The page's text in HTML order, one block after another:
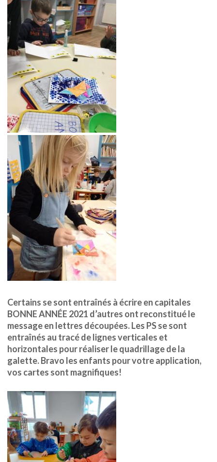
Certains se sont entraînés à écrire en capitales
BONNE ANNÉE 2021 d’autres ont reconstitué le
message en lettres découpées. Les PS se sont
entraînés au tracé de lignes verticales et
horizontales pour réaliser le quadrillage de la
galette. Bravo les enfants pour votre application,
vos cartes sont magnifiques!